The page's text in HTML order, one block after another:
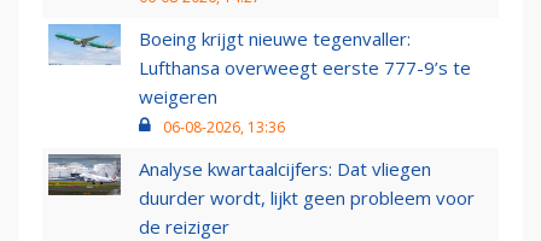
Boeing krijgt nieuwe tegenvaller:
Lufthansa overweegt eerste 777-9’s te
weigeren
06-08-2026, 13:36
Analyse kwartaalcijfers: Dat vliegen
duurder wordt, lijkt geen probleem voor
de reiziger